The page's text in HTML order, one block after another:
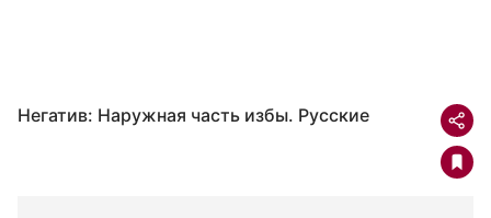
Негатив: Наружная часть избы. Русские